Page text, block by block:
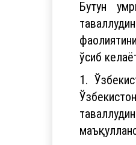
Бутун
ўсиб
1.